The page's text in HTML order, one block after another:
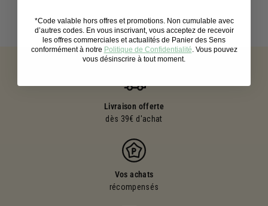
Livraison offerte
dès 39€ d'achat
Vos achats
récompensés
*Code valable hors offres et promotions. Non cumulable avec
d’autres codes. En vous inscrivant, vous acceptez de recevoir
les offres commerciales et actualités de Panier des Sens
conformément à notre Politique de Confidentialité . Vous pouvez
vous désinscrire à tout moment.